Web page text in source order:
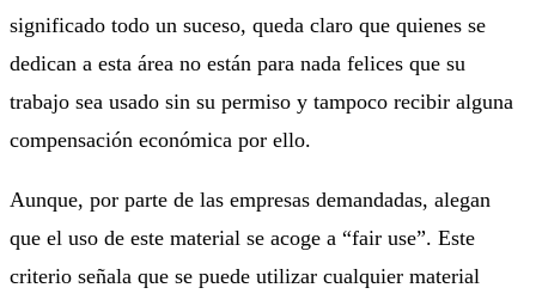
significado todo un suceso, queda claro que quienes se
dedican a esta área no están para nada felices que su
trabajo sea usado sin su permiso y tampoco recibir alguna
compensación económica por ello.
Aunque, por parte de las empresas demandadas, alegan
que el uso de este material se acoge a “fair use”. Este
criterio señala que se puede utilizar cualquier material